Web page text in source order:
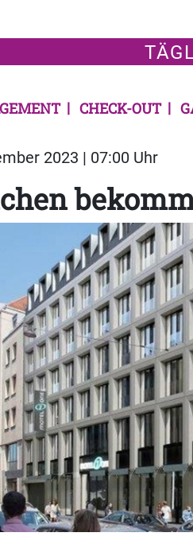
CHECK-OUT
2023 | 07:00 Uhr